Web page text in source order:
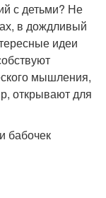
с детьми? Не
в дождливый
идеи
мышления,
открывают для
бабочек